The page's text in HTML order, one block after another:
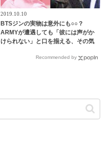
2019.10.10
BTSジンの実物は意外にも○○？
ARMYが遭遇しても「彼には声がか
けられない」と口を揃える、その気
Recommended by